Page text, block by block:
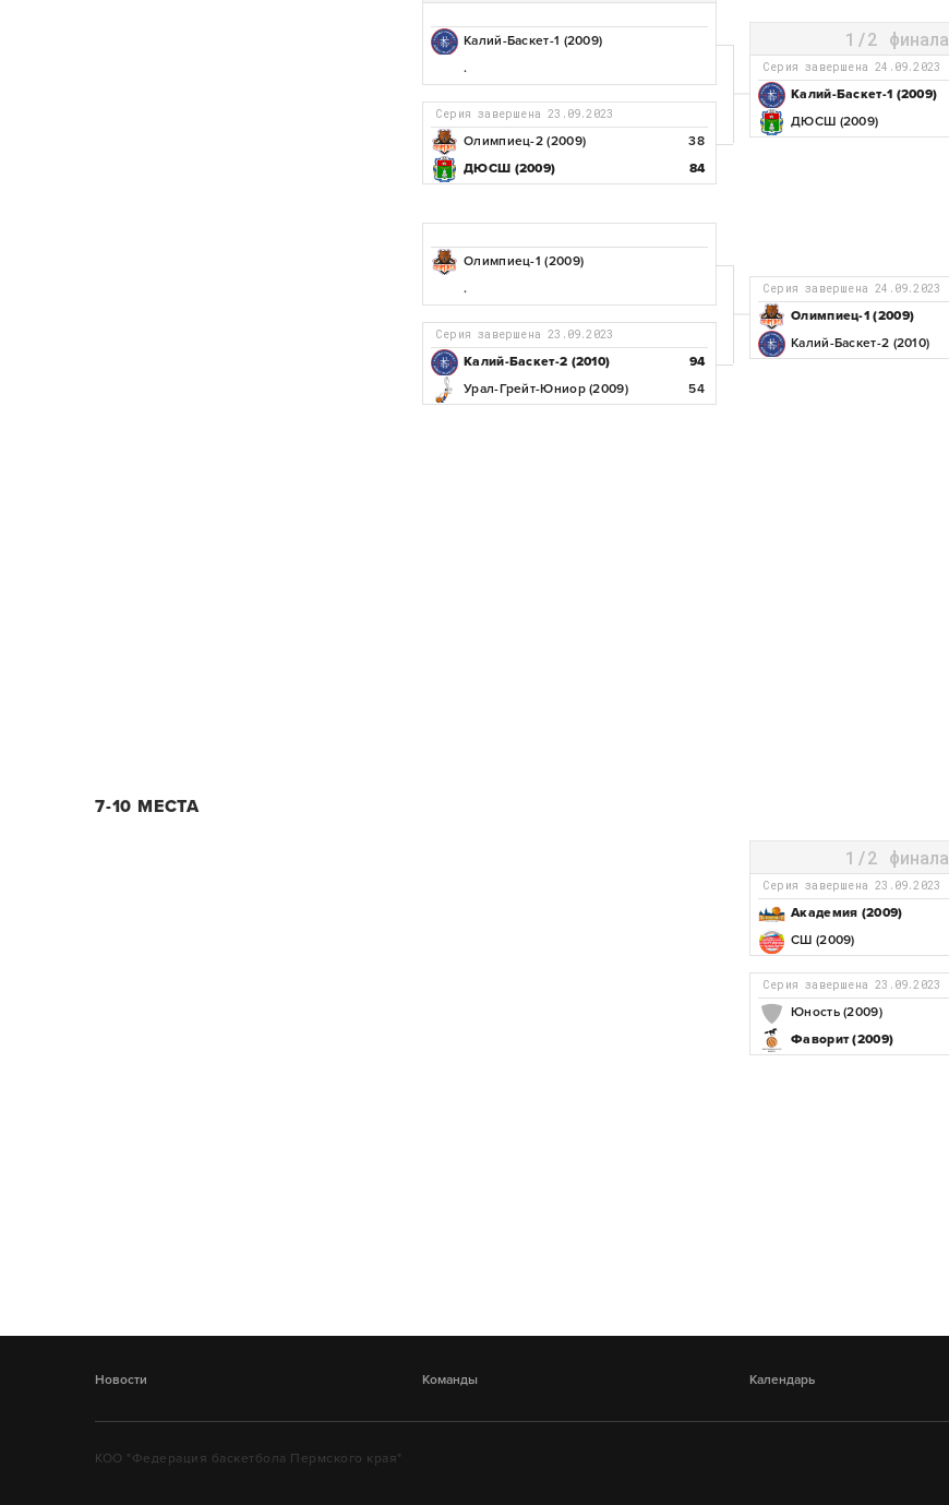
Калий-Баскет-1 (2009)
.
Серия завершена 23.09.2023
Олимпиец-2 (2009)
38
ДЮСШ (2009)
84
Олимпиец-1 (2009)
.
Серия завершена 23.09.2023
Калий-Баскет-2 (2010)
94
Урал-Грейт-Юниор (2009)
54
1/2 финала
Серия завершена 24.09.2023
Калий-Баскет-1 (2009)
ДЮСШ (2009)
Серия завершена 24.09.2023
Олимпиец-1 (2009)
Калий-Баскет-2 (2010)
7-10 МЕСТА
1/2 финала
Серия завершена 23.09.2023
Академия (2009)
СШ (2009)
Серия завершена 23.09.2023
Юность (2009)
Фаворит (2009)
Новости Команды Календарь
КОО "Федерация баскетбола Пермского края"